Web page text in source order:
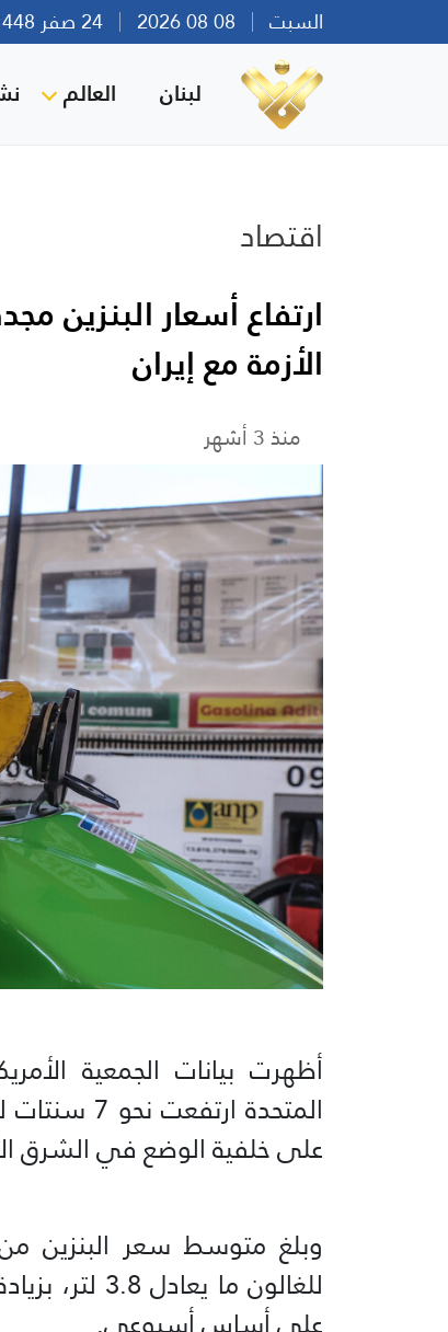
السبت
لبنان العالم
اقتصاد
ارتفاع أسعار البنزين
الأزمة مع إيران
منذ 3 أشهر
أظهرت بيانات الجمعية
المتحدة
على خلفية الوضع في الشرق